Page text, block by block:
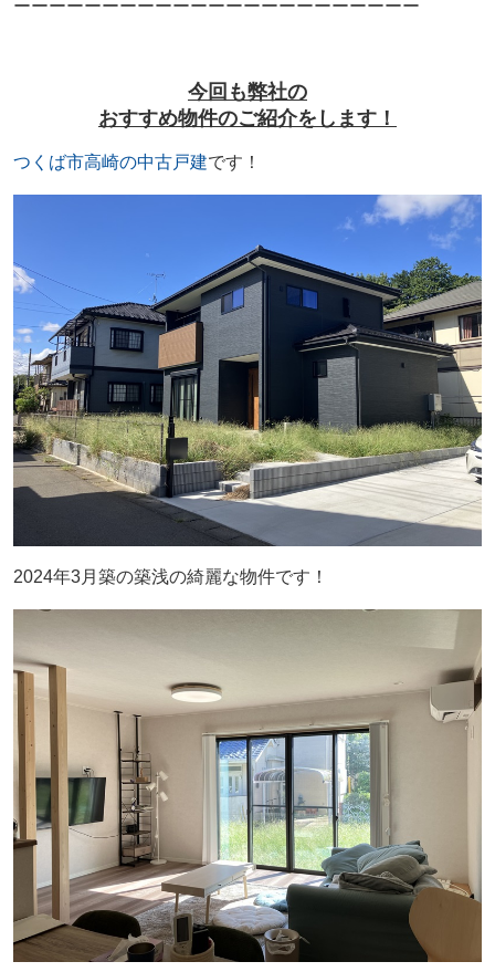
ーーーーーーーーーーーーーーーーーーーーーーー
今回も弊社の
おすすめ物件のご紹介をします！
つくば市高崎の中古戸建です！
2024年3月築の築浅の綺麗な物件です！